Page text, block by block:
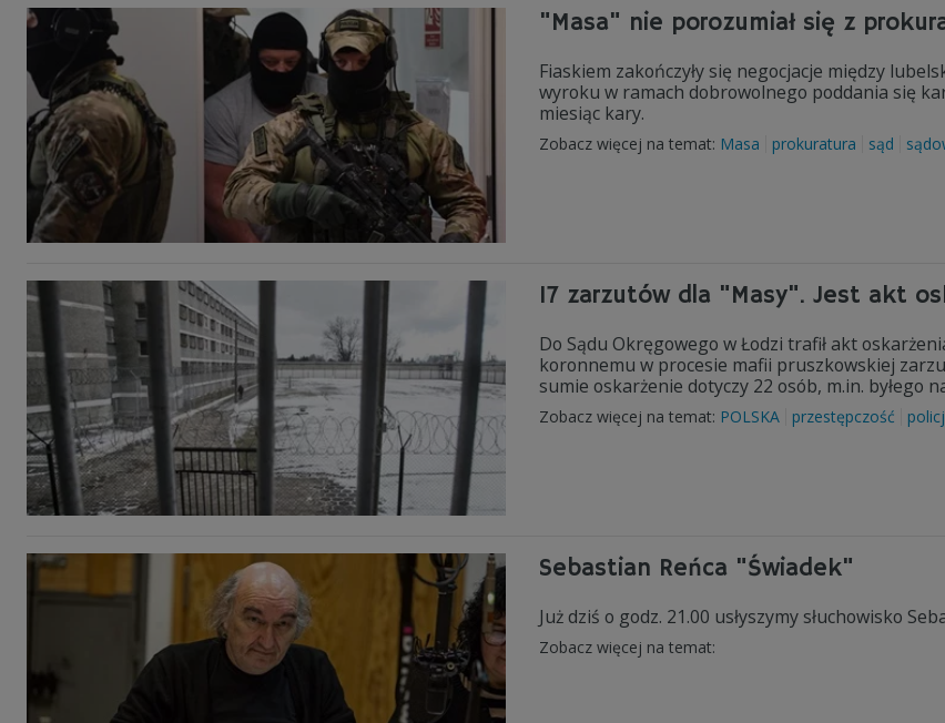
"Masa" nie porozumiał się z
Fiaskiem zakończyły się negocjacje między
wyroku w ramach dobrowolnego poddania się
miesiąc kary.
Zobacz więcej na temat: Masa prokuratura sąd
17 zarzutów dla "Masy". Jest akt
Do Sądu Okręgowego w Łodzi trafił akt
koronnemu w procesie mafii pruszkowskiej
sumie oskarżenie dotyczy 22 osób, m.in. byłego
Zobacz więcej na temat: POLSKA przestępczość
Sebastian Reńca "Świadek"
Już dziś o godz. 21.00 usłyszymy słuchowisko
Zobacz więcej na temat: